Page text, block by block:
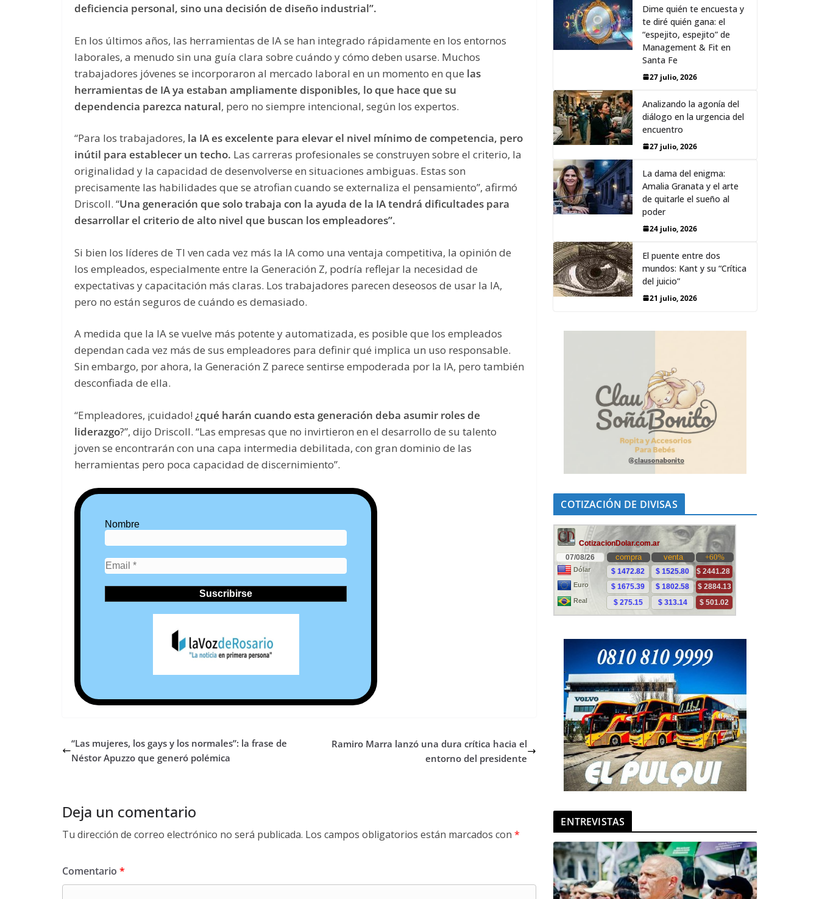
deficiencia personal, sino una decisión de diseño industrial”.
En los últimos años, las herramientas de IA se han integrado rápidamente en los entornos
laborales, a menudo sin una guía clara sobre cuándo y cómo deben usarse. Muchos
trabajadores jóvenes se incorporaron al mercado laboral en un momento en que las
herramientas de IA ya estaban ampliamente disponibles, lo que hace que su
dependencia parezca natural, pero no siempre intencional, según los expertos.
“Para los trabajadores, la IA es excelente para elevar el nivel mínimo de competencia, pero
inútil para establecer un techo. Las carreras profesionales se construyen sobre el criterio, la
originalidad y la capacidad de desenvolverse en situaciones ambiguas. Estas son
precisamente las habilidades que se atrofian cuando se externaliza el pensamiento”, afirmó
Driscoll. “Una generación que solo trabaja con la ayuda de la IA tendrá dificultades para
desarrollar el criterio de alto nivel que buscan los empleadores”.
Si bien los líderes de TI ven cada vez más la IA como una ventaja competitiva, la opinión de
los empleados, especialmente entre la Generación Z, podría reflejar la necesidad de
expectativas y capacitación más claras. Los trabajadores parecen deseosos de usar la IA,
pero no están seguros de cuándo es demasiado.
A medida que la IA se vuelve más potente y automatizada, es posible que los empleados
dependan cada vez más de sus empleadores para definir qué implica un uso responsable.
Sin embargo, por ahora, la Generación Z parece sentirse empoderada por la IA, pero también
desconfiada de ella.
“Empleadores, ¡cuidado! ¿qué harán cuando esta generación deba asumir roles de
liderazgo?”, dijo Driscoll. “Las empresas que no invirtieron en el desarrollo de su talento
joven se encontrarán con una capa intermedia debilitada, con gran dominio de las
herramientas pero poca capacidad de discernimiento”.
Nombre
“Las mujeres, los gays y los normales”: la frase de
Néstor Apuzzo que generó polémica
Ramiro Marra lanzó una dura crítica hacia el
entorno del presidente
Deja un comentario
Tu dirección de correo electrónico no será publicada. Los campos obligatorios están marcados con *
Comentario *
Dime quién te encuesta y
te diré quién gana: el
“espejito, espejito” de
Management & Fit en
Santa Fe
27 julio, 2026
Analizando la agonía del
diálogo en la urgencia del
encuentro
27 julio, 2026
La dama del enigma:
Amalia Granata y el arte
de quitarle el sueño al
poder
24 julio, 2026
El puente entre dos
mundos: Kant y su “Crítica
del juicio”
21 julio, 2026
COTIZACIÓN DE DIVISAS
ENTREVISTAS